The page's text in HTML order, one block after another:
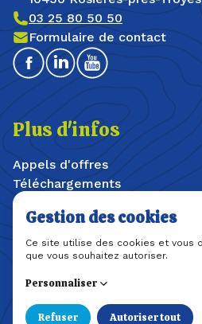
03 25 80 50 50
Formulaire de contact
FacebookLinkedinYoutube
Plus d'infos
Appels d'offres
Téléchargements
Offres d'emploi / stages
Plan du site
Mentions légales
Politique de confidentialité